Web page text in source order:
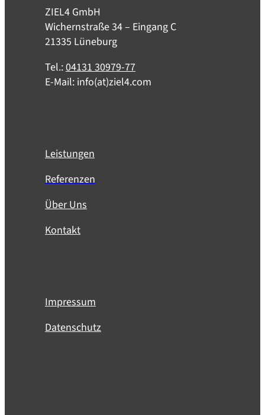
ZIEL4 GmbH
Wichernstraße 34 – Eingang C
21335 Lüneburg
Tel.:04131 30979-77
E-Mail: info(at)ziel4.com
Leistungen
Referenzen
Über Uns
Kontakt
Impressum
Datenschutz